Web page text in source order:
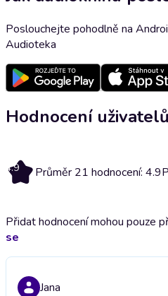
Poslouchejte pohodlně na
Audioteka
Hodnocení uživatelů
4.9 Průměr 21 hodnocení: 4.9
Přidat hodnocení mohou pouze
se
Jana